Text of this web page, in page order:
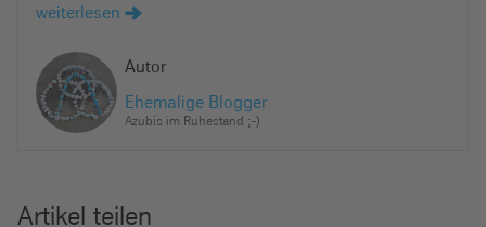
weiterlesen
Autor
Ehemalige Blogger
Azubis im Ruhestand ;-)
Artikel teilen